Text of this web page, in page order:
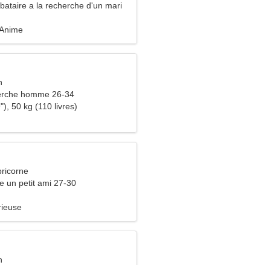
a la recherche d'un mari
homme 26-34
50 kg (110 livres)
un petit ami 27-30